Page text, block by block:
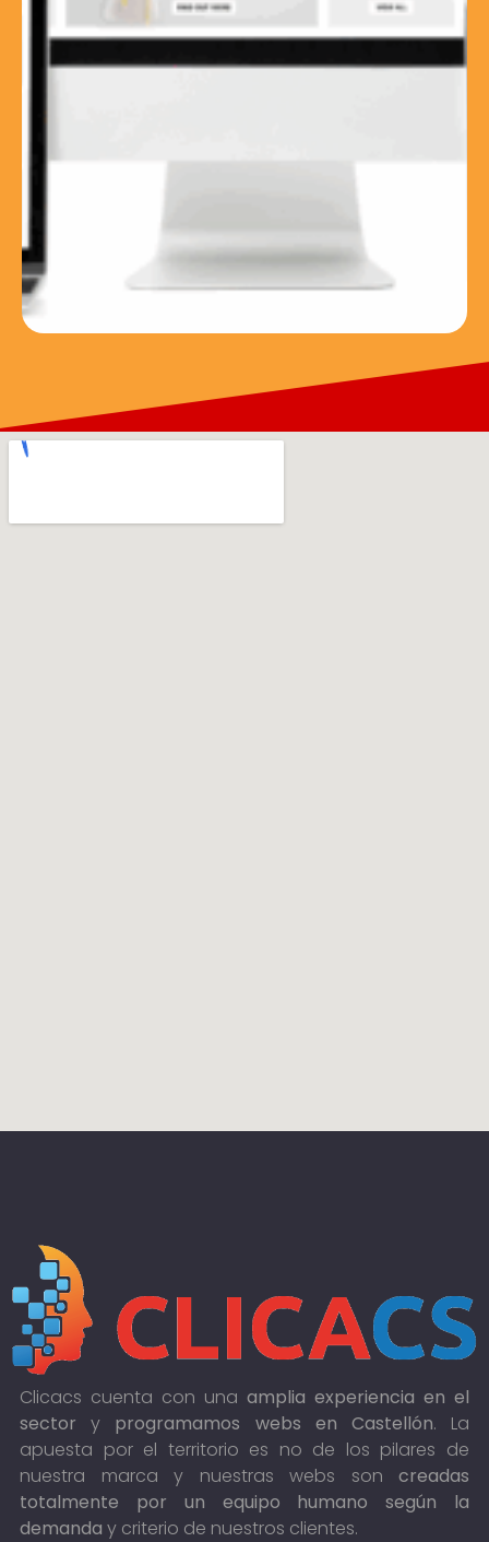
Clicacs cuenta con una amplia experiencia en el
sector y programamos webs en Castellón. La
apuesta por el territorio es no de los pilares de
nuestra marca y nuestras webs son creadas
totalmente por un equipo humano según la
demanda y criterio de nuestros clientes.